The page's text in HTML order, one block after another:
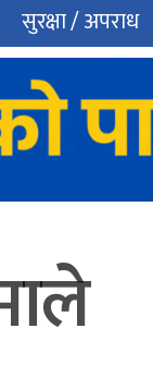
सुरक्षा / अपराध